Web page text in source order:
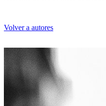
Volver a autores